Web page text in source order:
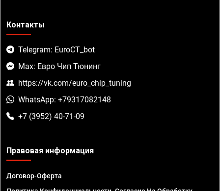
Контакты
Telegram: EuroCT_bot
Max: Евро Чип Тюнинг
https://vk.com/euro_chip_tuning
WhatsApp: +79317082148
+7 (3952) 40-71-09
Правовая информация
Договор-Оферта